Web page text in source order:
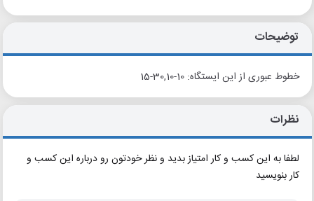
توضیحات
خطوط عبوری از این ایستگاه: 10-30,10-15
نظرات
لطفا به این کسب و کار امتیاز بدید و نظر خودتون رو درباره این کسب و
کار بنویسید